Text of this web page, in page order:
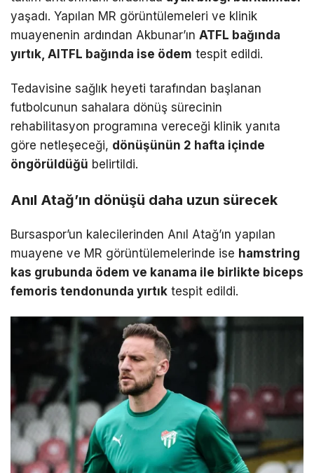
yaşadı. Yapılan MR görüntülemeleri ve klinik
muayenenin ardından Akbunar’ın ATFL bağında
yırtık, AITFL bağında ise ödem tespit edildi.
Tedavisine sağlık heyeti tarafından başlanan
futbolcunun sahalara dönüş sürecinin
rehabilitasyon programına vereceği klinik yanıta
göre netleşeceği, dönüşünün 2 hafta içinde
öngörüldüğü belirtildi.
Anıl Atağ’ın dönüşü daha uzun sürecek
Bursaspor’un kalecilerinden Anıl Atağ’ın yapılan
muayene ve MR görüntülemelerinde ise hamstring
kas grubunda ödem ve kanama ile birlikte biceps
femoris tendonunda yırtık tespit edildi.